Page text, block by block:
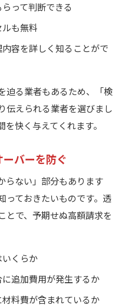
って判断できる
も無料
容を詳しく知ることがで
迫る業者もあるため、「検
伝えられる業者を選びまし
快く与えてくれます。
バーを防ぐ
らない」部分もあります
っておきたいものです。透
とで、予期せぬ高額請求を
いくらか
に追加費用が発生するか
料費が含まれているか